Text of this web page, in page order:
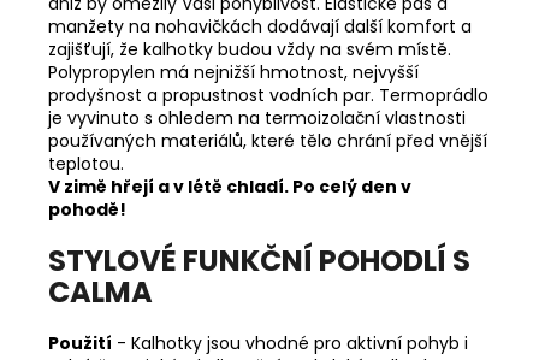
manžety na nohavičkách dodávají další komfort a
zajišťují, že kalhotky budou vždy na svém místě.
Polypropylen má nejnižší hmotnost, nejvyšší
prodyšnost a propustnost vodních par. Termoprádlo
je vyvinuto s ohledem na termoizolační vlastnosti
používaných materiálů, které tělo chrání před vnější
teplotou.
V zimě hřejí a v létě chladí. Po celý den v
pohodě!
STYLOVÉ FUNKČNÍ POHODLÍ S
CALMA
Použití - Kalhotky jsou vhodné pro aktivní pohyb i